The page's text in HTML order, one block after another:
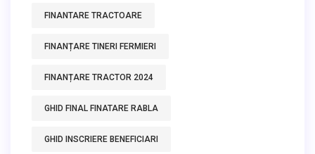
FINANTARE TRACTOARE
FINANȚARE TINERI FERMIERI
FINANȚARE TRACTOR 2024
GHID FINAL FINATARE RABLA
GHID INSCRIERE BENEFICIARI